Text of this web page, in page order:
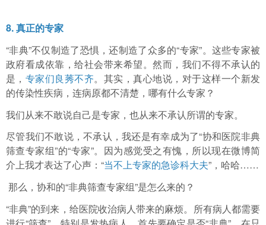
8. 真正的专家
“非典”不仅制造了恐惧，还制造了众多的“专家”。这些专家被
政府看成依靠，给社会带来希望。然而，我们不得不承认的
是， 专家们良莠不齐。其实，真心地说，对于这样一个新发
的传染性疾病，连病原都不清楚，哪有什么专家？
我们从来不敢说自己是专家，也从来不承认所谓的专家。
尽管我们不敢说，不承认，我还是有幸成为了“协和医院非典
筛查专家组”的“专家”。因为感觉受之有愧，所以现在微博简
介上我才表达了心声：“当不上专家的急诊科大夫”，哈哈……
那么，协和的“非典筛查专家组”是怎么来的？
“非典”的到来，给医院收治病人带来的麻烦。所有病人都需要